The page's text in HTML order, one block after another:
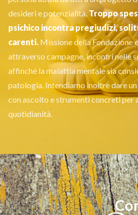
desideri e potenzialità.Troppo
psichico incontra pregiudizi,
carenti. Missione della Fondazione
attraverso campagne, incontri nelle
affinché la malattia mentale sia
patologia. Intendiamo inoltre dare
con ascolto e strumenti concreti per
quotidianità.